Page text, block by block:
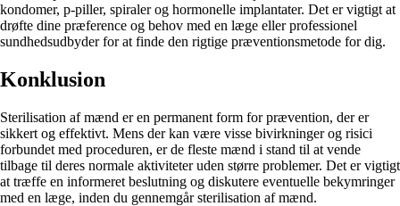
kondomer, p-piller, spiraler og hormonelle implantater. Det er vigtigt at
drøfte dine præference og behov med en læge eller professionel
sundhedsudbyder for at finde den rigtige præventionsmetode for dig.
Konklusion
Sterilisation af mænd er en permanent form for prævention, der er
sikkert og effektivt. Mens der kan være visse bivirkninger og risici
forbundet med proceduren, er de fleste mænd i stand til at vende
tilbage til deres normale aktiviteter uden større problemer. Det er vigtigt
at træffe en informeret beslutning og diskutere eventuelle bekymringer
med en læge, inden du gennemgår sterilisation af mænd.